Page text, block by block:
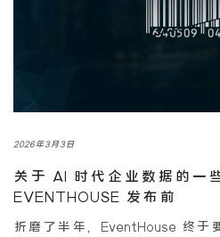
2026年3月3日
关于 AI 时代企业数据的一
EVENTHOUSE 发布前
折磨了半年，EventHouse 终于